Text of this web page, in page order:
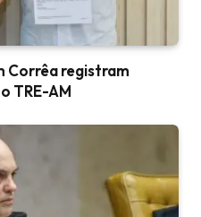
Corrêa registram
TRE-AM